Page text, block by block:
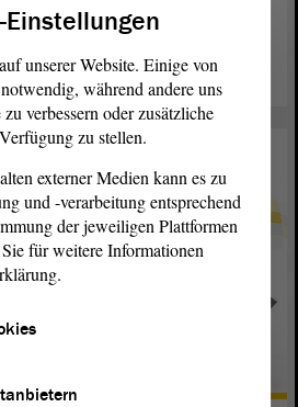
unserer Website. Einige von
während andere uns
verbessern oder zusätzliche
zu stellen.
externer Medien kann es zu
und -verarbeitung entsprechend
der jeweiligen Plattformen
für weitere Informationen